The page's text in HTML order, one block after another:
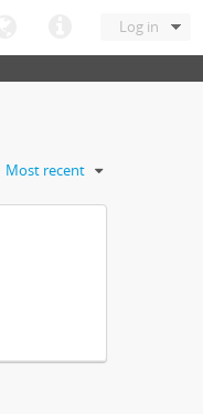
Log in
Most recent